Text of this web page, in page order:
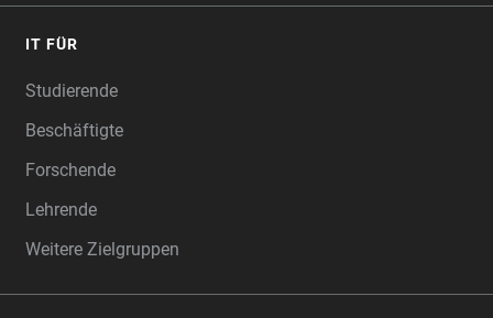
IT FÜR
Studierende
Beschäftigte
Forschende
Lehrende
Weitere Zielgruppen